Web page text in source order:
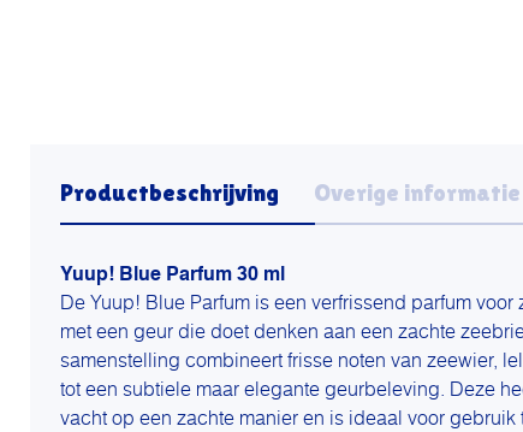
Productbeschrijving Overige informatie
Yuup! Blue Parfum 30 ml
De Yuup! Blue Parfum is een verfrissend parfum voor
met een geur die doet denken aan een zachte
samenstelling combineert frisse noten van zeewier,
tot een subtiele maar elegante geurbeleving. Deze
vacht op een zachte manier en is ideaal voor gebruik